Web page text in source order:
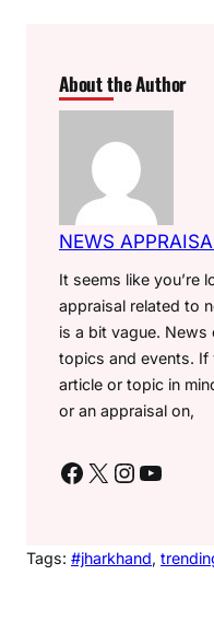
About the Author
NEWS
It seems like you’re
appraisal related to
is a bit vague.
topics and events. If
article or topic in
or an appraisal on,
Facebook X Instagram YouTube
Tags: #jharkhand,